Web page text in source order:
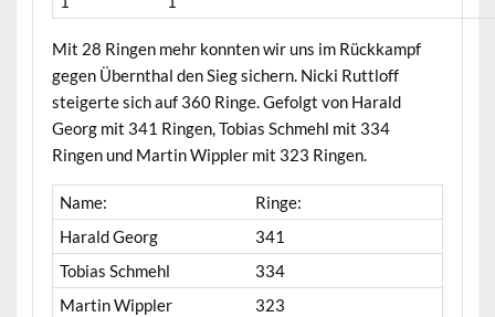
Mit 28 Ringen mehr konnten wir uns im Rückkampf
gegen Übernthal den Sieg sichern. Nicki Ruttloff
steigerte sich auf 360 Ringe. Gefolgt von Harald
Georg mit 341 Ringen, Tobias Schmehl mit 334
Ringen und Martin Wippler mit 323 Ringen.
Name:
Ringe:
Harald Georg
341
Tobias Schmehl
334
Martin Wippler
323